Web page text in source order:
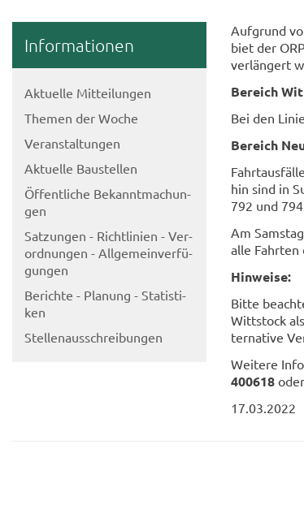
In­for­ma­tio­nen
Ak­tu­el­le Mit­tei­lun­gen
The­men der Woche
Ver­an­stal­tun­gen
Ak­tu­el­le Bau­stel­len
Öf­fent­li­che Be­kannt­ma­chun­
gen
Sat­zun­gen - Richt­li­ni­en - Ver­
ord­nun­gen - All­ge­mein­ver­fü­
gun­gen
Be­rich­te - Pla­nung - Sta­tis­ti­
ken
Stel­len­aus­schrei­bun­gen
Auf­grund
biet der
ver­län­gert
Be­reich
Bei den
Be­reich
hin sind in
792 und
Am
alle Fahr­ten
Hin­wei­se:
Bitte
Witt­stock
ter­na­ti­ve
Wei­te­re
400618
17.03.2022